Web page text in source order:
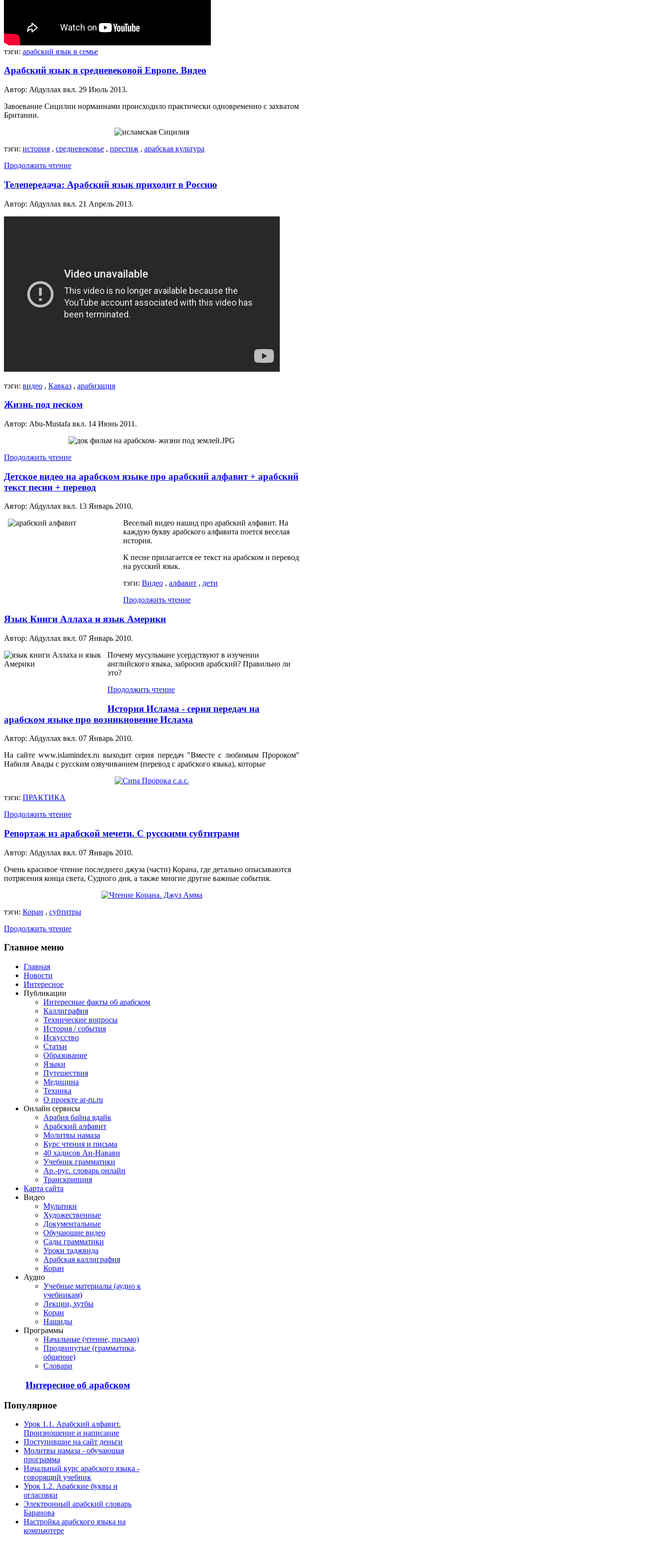
тэги: арабский язык в семье
Арабский язык в средневековой Европе. Видео
Автор: Абдуллах вкл. 29 Июль 2013.
Завоевание Сицилии норманнами происходило практически одновременно с захватом
Британии.
тэги: история , средневековье , престиж , арабская культура
Продолжить чтение
Телепередача: Арабский язык приходит в Россию
Автор: Абдуллах вкл. 21 Апрель 2013.
тэги: видео , Кавказ , арабизация
Жизнь под песком
Автор: Abu-Mustafa вкл. 14 Июнь 2011 .
Продолжить чтение
Детское видео на арабском языке про арабский алфавит + арабский
текст песни + перевод
Автор: Абдуллах вкл. 13 Январь 2010.
Веселый видео нашид про арабский алфавит. На
каждую букву арабского алфавита поется веселая
история.
К песне прилагается ее текст на арабском и перевод
на русский язык.
тэги: Видео , алфавит , дети
Продолжить чтение
Язык Книги Аллаха и язык Америки
Автор: Абдуллах вкл. 07 Январь 2010.
Почему мусульмане усердствуют в изучении
английского языка, забросив арабский? Правильно ли
это?
Продолжить чтение
История Ислама - серия передач на
арабском языке про возникновение Ислама
Автор: Абдуллах вкл. 07 Январь 2010.
На сайте www.islamindex.ru выходит серия передач "Вместе с любимым Пророком"
Набиля Авады с русским озвучиванием (перевод с арабского языка), которые
тэги: ПРАКТИКА
Продолжить чтение
Репортаж из арабской мечети. С русскими субтитрами
Автор: Абдуллах вкл. 07 Январь 2010.
Очень красивое чтение последнего джуза (части) Корана, где детально опысываются
потрясения конца света, Судного дня, а также многие другие важные события.
тэги: Коран , субтитры
Продолжить чтение
Главное меню
Главная
Новости
Интересное
Публикации
Интересные факты об арабском
Каллиграфия
Технические вопросы
История / события
Искусство
Статьи
Образование
Языки
Путешествия
Медицина
Техника
О проекте ar-ru.ru
Онлайн сервисы
Арабия байна ядайк
Арабский алфавит
Молитвы намаза
Курс чтения и письма
40 хадисов Ан-Навави
Учебник грамматики
Ар.-рус. словарь онлайн
Транскрипция
Карта сайта
Видео
Мультики
Художественные
Документальные
Обучающие видео
Сады грамматики
Уроки таджвида
Арабская каллиграфия
Коран
Аудио
Учебные материалы (аудио к
учебникам)
Лекции, хутбы
Коран
Нашиды
Программы
Начальные (чтение, письмо)
Продвинутые (грамматика,
общение)
Словари
Интересное об арабском
Популярное
Урок 1.1. Арабский алфавит.
Произношение и написание
Поступившие на сайт деньги
Молитвы намаза - обучающая
программа
Начальный курс арабского языка -
говорящий учебник
Урок 1.2. Арабские буквы и
огласовки
Электронный арабский словарь
Баранова
Настройка арабского языка на
компьютере